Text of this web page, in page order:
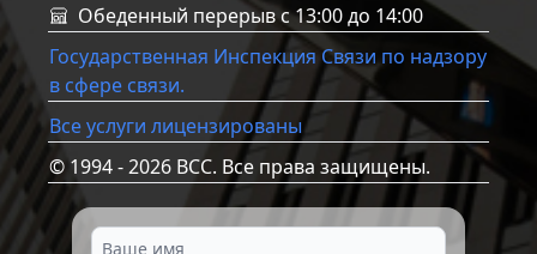
Обеденный перерыв с 13:00 до 14:00
Государственная Инспекция Связи по надзору
в сфере связи.
Все услуги лицензированы
© 1994 - 2026 BCC. Все права защищены.